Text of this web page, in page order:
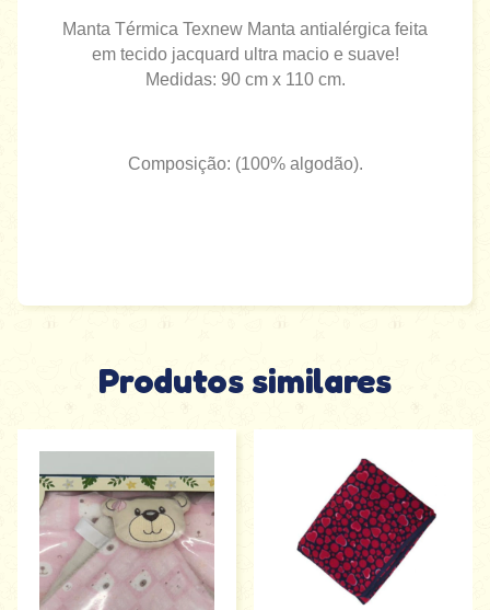
Manta Térmica Texnew Manta antialérgica feita
em tecido jacquard ultra macio e suave!
Medidas: 90 cm x 110 cm.
Composição: (100% algodão).
Produtos similares